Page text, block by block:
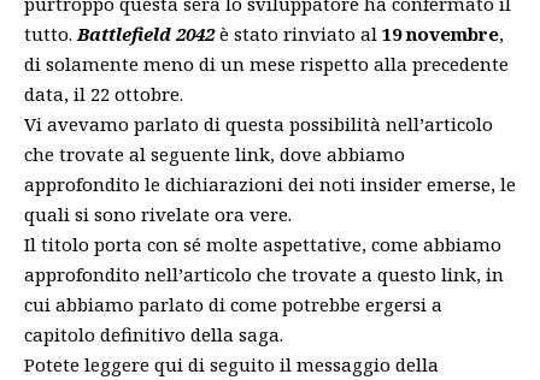
tutto. Battlefield 2042è stato rinviato al 19 novembre,
di solamente meno di un mese rispetto alla precedente
data, il 22 ottobre.
Vi avevamo parlato di questa possibilità nell’articolo
che trovate al seguente link, dove abbiamo
approfondito le dichiarazioni dei noti insider emerse, le
quali si sono rivelate ora vere.
Il titolo porta con sé molte aspettative, come abbiamo
approfondito nell’articolo che trovate a questo link, in
cui abbiamo parlato di come potrebbe ergersi a
capitolo definitivo della saga.
Potete leggere qui di seguito il messaggio della